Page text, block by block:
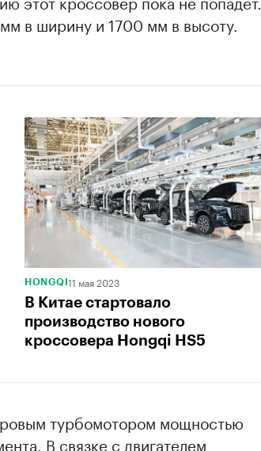
в ширину и 1700 мм в высоту.
HONGQI 11 мая 2023
В Китае стартовало
производство нового
кроссовера Hongqi HS5
турбомотором мощностью
В связке с двигателем